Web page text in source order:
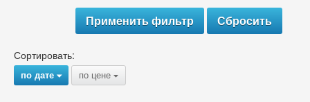
Сортировать:
по дате{ по цене {